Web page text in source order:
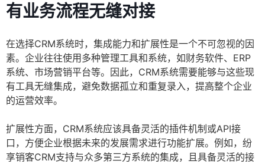
有业务流程无缝对接
在选择CRM系统时，集成能力和扩展性是一个不可忽视的因
素。企业往往使用多种管理工具和系统，如财务软件、ERP
系统、市场营销平台等。因此，CRM系统需要能够与这些现
有工具无缝集成，避免数据孤立和重复录入，提高整个企业
的运营效率。
扩展性方面，CRM系统应该具备灵活的插件机制或API接
口，方便企业根据未来的发展需求进行功能扩展。例如，纷
享销客CRM支持与众多第三方系统的集成，且具备灵活的接